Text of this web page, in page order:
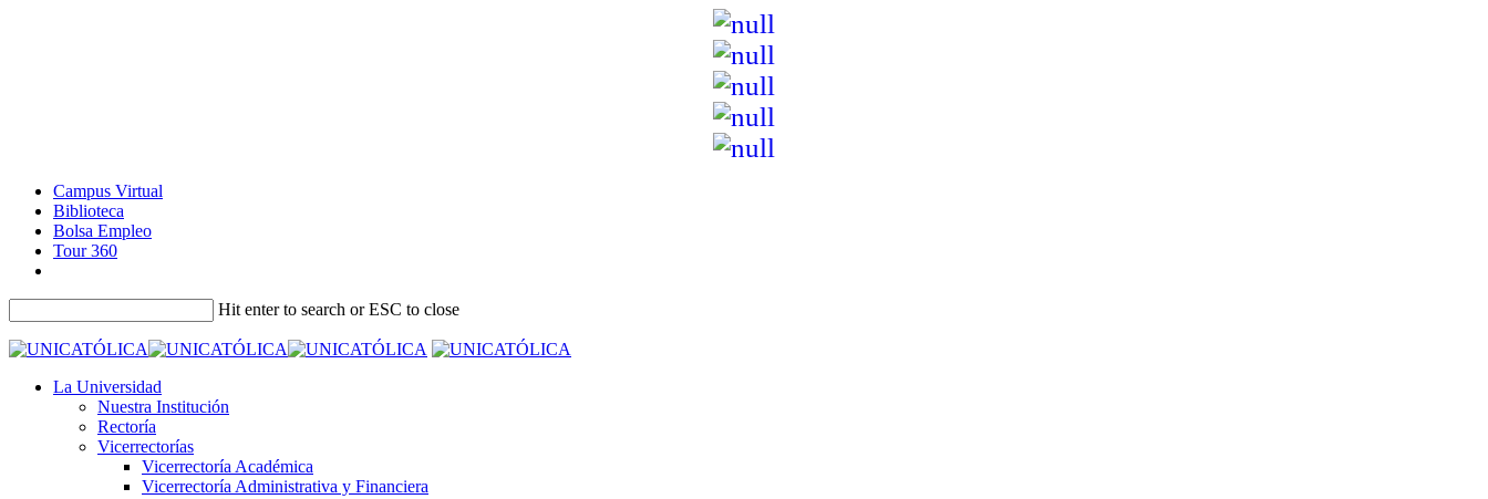
Campus Virtual
Biblioteca
Bolsa Empleo
Tour 360
Hit enter to search or ESC to close
La Universidad
Nuestra Institución
Rectoría
Vicerrectorías
Vicerrectoría Académica
Vicerrectoría Administrativa y Financiera